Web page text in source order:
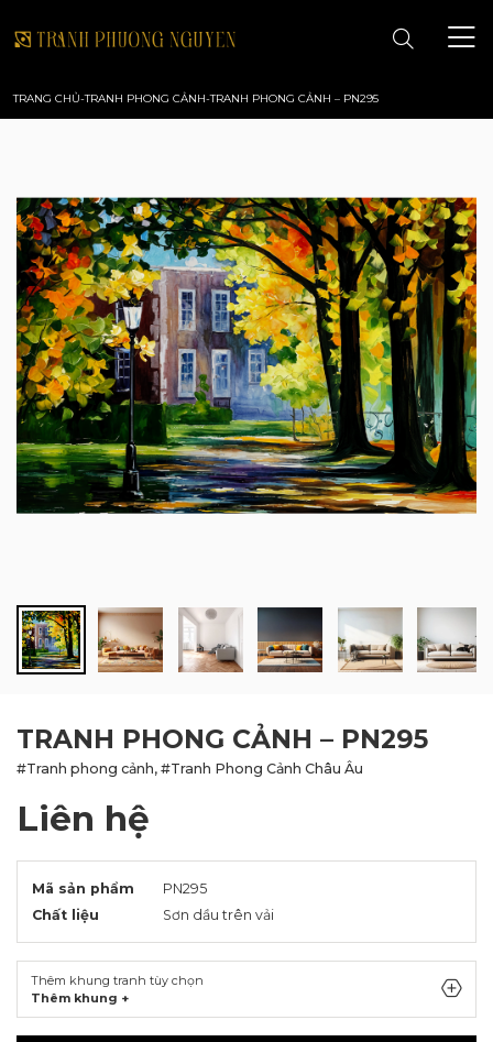
GIỚI THIỆU
TRANH PHONG CẢNH
TRANH PHONG THỦY
TRANH HOA
TRANH SƠN DẦU
BLOG
TRANG CHỦ-TRANH PHONG CẢNH-TRANH PHONG CẢNH – PN295
TRANH PHONG CẢNH – PN295
#Tranh phong cảnh, #Tranh Phong Cảnh Châu Âu
Liên hệ
Mã sản phẩm
PN295
Chất liệu
Sơn dầu trên vải
Thêm khung tranh tùy chọn
Thêm khung +